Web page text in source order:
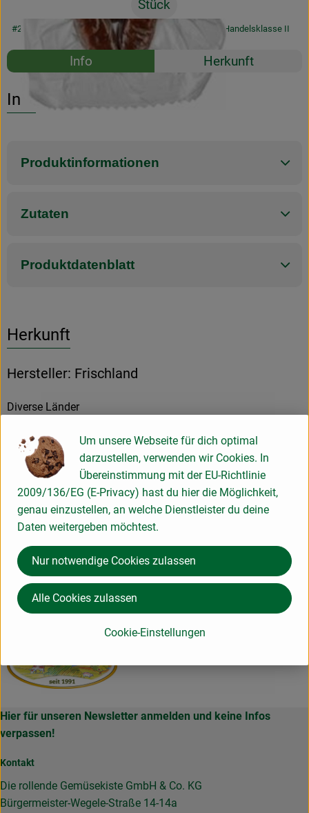
Stück
#24580 4,99 € / Stück 41,58 €/ 1kg Handelsklasse II
Rezepte
Info Herkunft
Entdecke passende Rezepte
Info
Produktinformationen
Zutaten
Produktdatenblatt
Herkunft
Hersteller: Frischland
Diverse Länder
Ökoland GmbH Nord
D 31515 Wunstorf
(Daten von Ecoinform)
ÖKOLAND
Hier für unseren Newsletter anmelden und keine Infos
verpassen!
Kontakt
Die rollende Gemüsekiste GmbH & Co. KG
Bürgermeister-Wegele-Straße 14-14a
Um unsere Webseite für dich optimal
darzustellen, verwenden wir Cookies. In
Übereinstimmung mit der EU-Richtlinie
2009/136/EG (E-Privacy) hast du hier die Möglichkeit,
genau einzustellen, an welche Dienstleister du deine
Daten weitergeben möchtest.
Cookie-Einstellungen
Nur notwendige Cookies zulassen
Alle Cookies zulassen